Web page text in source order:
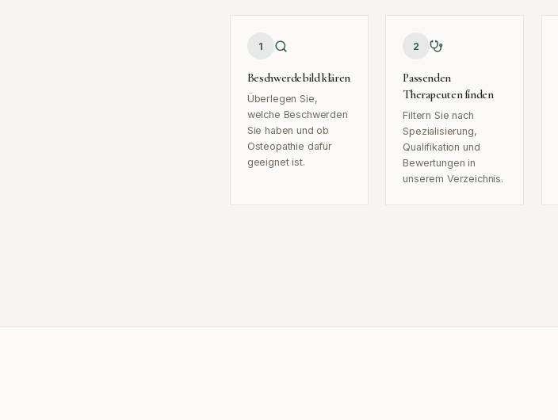
1
Beschwerdebild klären
Überlegen Sie,
welche Beschwerden
Sie haben und ob
Osteopathie dafür
geeignet ist.
2
Passenden
Therapeuten finden
Filtern Sie nach
Spezialisierung,
Qualifikation und
Bewertungen in
unserem Verzeichnis.